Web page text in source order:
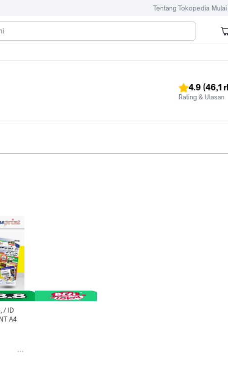
Tentang Tokopedia
4.9 (46,1
Rating & Ulasan
/ ID
A4